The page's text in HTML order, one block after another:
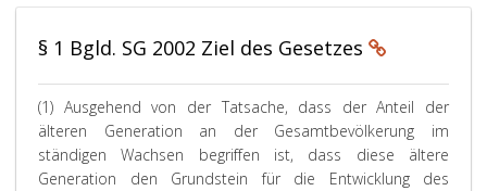
§ 1 Bgld. SG 2002 Ziel des Gesetzes
(1) Ausgehend von der Tatsache, dass der Anteil der
älteren Generation an der Gesamtbevölkerung im
ständigen Wachsen begriffen ist, dass diese ältere
Generation den Grundstein für die Entwicklung des